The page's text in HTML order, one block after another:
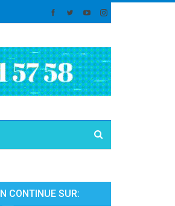
CONTINUE SUR: